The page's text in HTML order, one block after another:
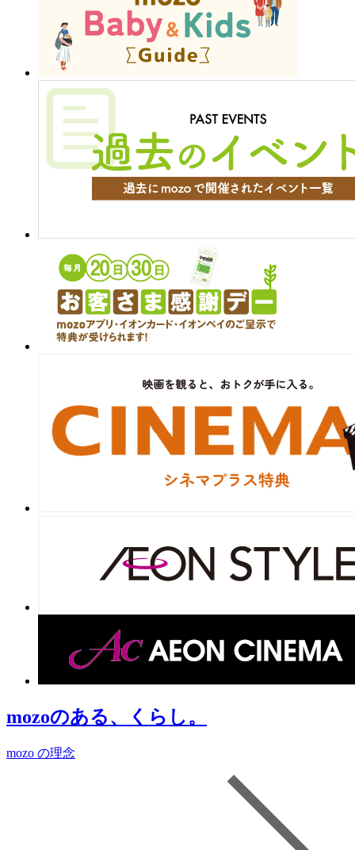
mozoのある、くらし。
mozo の理念